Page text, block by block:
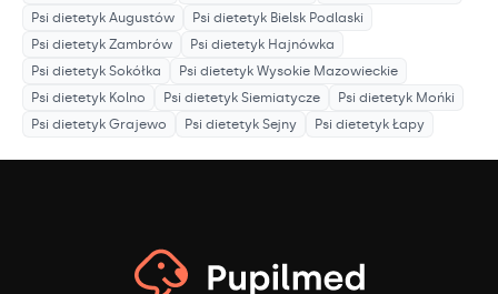
Psi dietetyk Augustów Psi dietetyk Bielsk Podlaski
Psi dietetyk Zambrów Psi dietetyk Hajnówka
Psi dietetyk Sokółka Psi dietetyk Wysokie Mazowieckie
Psi dietetyk Kolno Psi dietetyk Siemiatycze Psi dietetyk Mońki
Psi dietetyk Grajewo Psi dietetyk Sejny Psi dietetyk Łapy